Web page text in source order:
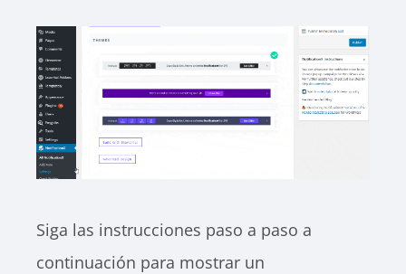
Siga las instrucciones paso a paso a
continuación para mostrar un